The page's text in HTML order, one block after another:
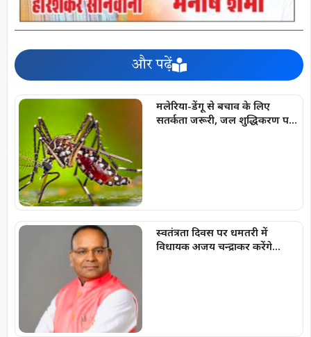
और पढ़ें
मलेरिया-डेंगू से बचाव के लिए
सतर्कता जरूरी, जल शुद्धिकरण पर
स्वतंत्रता दिवस पर धमतरी में
विधायक अजय चन्द्राकर करेंगे